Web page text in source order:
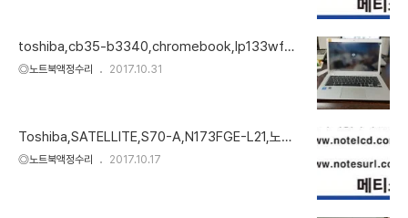
toshiba,cb35-b3340,chromebook,lp133wf2-
spa1,노트북액정,lcd
◎노트북액정수리 2017.10.31
Toshiba,SATELLITE,S70-A,N173FGE-L21,노트
북액정,lcd
◎노트북액정수리 2017.10.17